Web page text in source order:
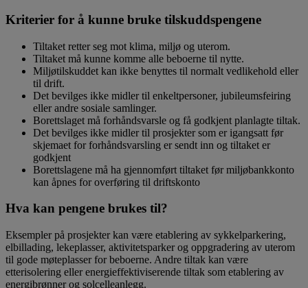
Kriterier for å kunne bruke tilskuddspengene
Tiltaket retter seg mot klima, miljø og uterom.
Tiltaket må kunne komme alle beboerne til nytte.
Miljøtilskuddet kan ikke benyttes til normalt vedlikehold eller
til drift.
Det bevilges ikke midler til enkeltpersoner, jubileumsfeiring
eller andre sosiale samlinger.
Borettslaget må forhåndsvarsle og få godkjent planlagte tiltak.
Det bevilges ikke midler til prosjekter som er igangsatt før
skjemaet for forhåndsvarsling er sendt inn og tiltaket er
godkjent
Borettslagene må ha gjennomført tiltaket før miljøbankkonto
kan åpnes for overføring til driftskonto
Hva kan pengene brukes til?
Eksempler på prosjekter kan være etablering av sykkelparkering,
elbillading, lekeplasser, aktivitetsparker og oppgradering av uterom
til gode møteplasser for beboerne. Andre tiltak kan være
etterisolering eller energieffektiviserende tiltak som etablering av
energibrønner og solcelleanlegg.